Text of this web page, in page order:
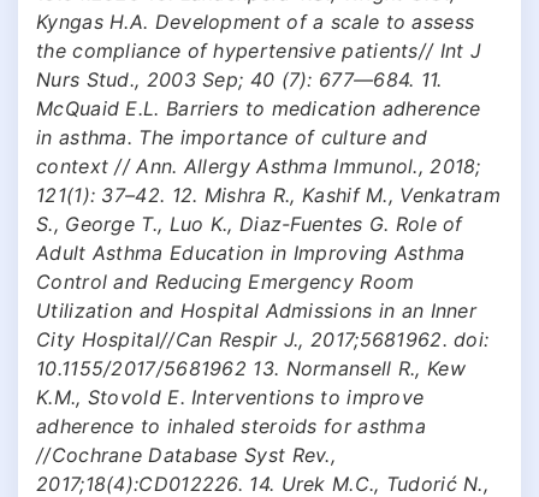
Kyngas H.A. Development of a scale to assess
the compliance of hypertensive patients// Int J
Nurs Stud., 2003 Sep; 40 (7): 677—684. 11.
McQuaid E.L. Barriers to medication adherence
in asthma. The importance of culture and
context // Ann. Allergy Asthma Immunol., 2018;
121(1): 37–42. 12. Mishra R., Kashif M., Venkatram
S., George T., Luo K., Diaz-Fuentes G. Role of
Adult Asthma Education in Improving Asthma
Control and Reducing Emergency Room
Utilization and Hospital Admissions in an Inner
City Hospital//Can Respir J., 2017;5681962. doi:
10.1155/2017/5681962 13. Normansell R., Kew
K.M., Stovold E. Interventions to improve
adherence to inhaled steroids for asthma
//Cochrane Database Syst Rev.,
2017;18(4):CD012226. 14. Urek M.C., Tudorić N.,